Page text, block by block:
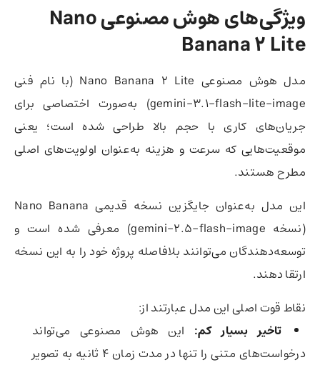
ویژگی‌های هوش مصنوعی Nano
Banana 2 Lite
مدل هوش مصنوعی Nano Banana 2 Lite (با نام فنی
gemini-3.1-flash-lite-image) به‌صورت اختصاصی برای
جریان‌های کاری با حجم بالا طراحی شده است؛ یعنی
موقعیت‌هایی که سرعت و هزینه به‌عنوان اولویت‌های اصلی
مطرح هستند.
این مدل به‌عنوان جایگزین نسخه قدیمی Nano Banana
(نسخه gemini-2.5-flash-image) معرفی شده است و
توسعه‌دهندگان می‌توانند بلافاصله پروژه خود را به این نسخه
ارتقا دهند.
نقاط قوت اصلی این مدل عبارتند از:
تاخیر بسیار کم: این هوش مصنوعی می‌تواند
درخواست‌های متنی را تنها در مدت زمان ۴ ثانیه به تصویر